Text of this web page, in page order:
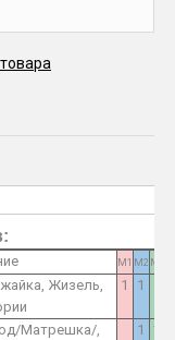
M1 M2 M3
Жизель,
1 1
Матрешка/,
1 1